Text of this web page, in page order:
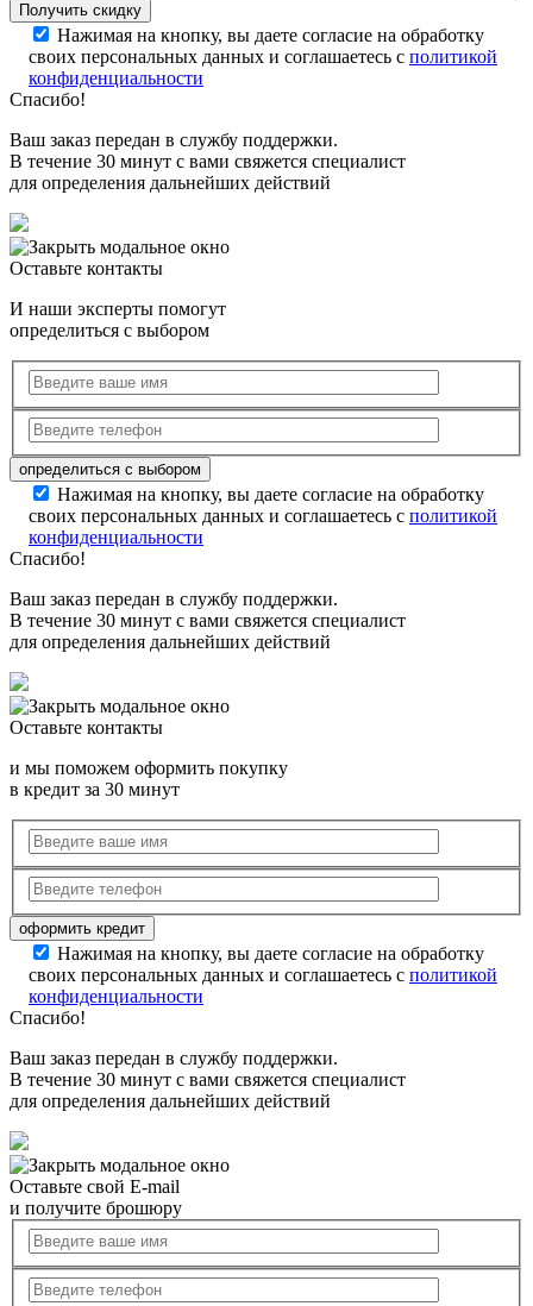
Нажимая на кнопку, вы даете согласие на обработку
своих персональных данных и соглашаетесь с политикой
конфиденциальности
Спасибо!
Ваш заказ передан в службу поддержки.
В течение 30 минут с вами свяжется специалист
для определения дальнейших действий
Оставьте контакты
И наши эксперты помогут
определиться с выбором
Нажимая на кнопку, вы даете согласие на обработку
своих персональных данных и соглашаетесь с политикой
конфиденциальности
Спасибо!
Ваш заказ передан в службу поддержки.
В течение 30 минут с вами свяжется специалист
для определения дальнейших действий
Оставьте контакты
и мы поможем оформить покупку
в кредит за 30 минут
Нажимая на кнопку, вы даете согласие на обработку
своих персональных данных и соглашаетесь с политикой
конфиденциальности
Спасибо!
Ваш заказ передан в службу поддержки.
В течение 30 минут с вами свяжется специалист
для определения дальнейших действий
Оставьте свой E-mail
и получите брошюру